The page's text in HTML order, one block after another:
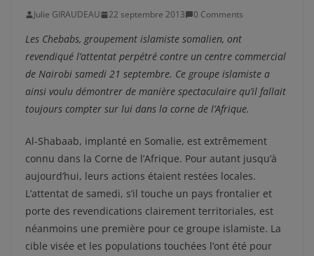
Julie GIRAUDEAU 22 septembre 2013 0 Comments
Les Chebabs, groupement islamiste somalien, ont
revendiqué l’attentat perpétré contre un centre commercial
de Nairobi samedi 21 septembre. Ce groupe islamiste a
ainsi voulu démontrer de manière spectaculaire qu’il fallait
toujours compter sur lui dans la corne de l’Afrique.
Al-Shabaab, implanté en Somalie, est extrêmement
connu dans la Corne de l’Afrique. Pour autant jusqu’à
aujourd’hui, leurs actions étaient restées locales.
L’attentat de samedi, s’il touche un pays frontalier et
porte des revendications clairement territoriales, est
néanmoins une première pour ce groupe islamiste. La
cible visée et les populations touchées l’ont été pour